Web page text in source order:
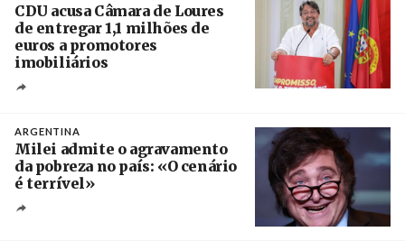
CDU acusa Câmara de Loures
de entregar 1,1 milhões de
euros a promotores
imobiliários
ARGENTINA
Milei admite o agravamento
da pobreza no país: «O cenário
é terrível»